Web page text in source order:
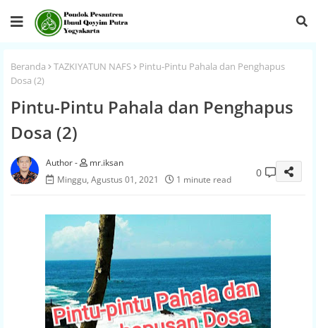
Beranda TAZKIYATUN NAFS
Pintu-Pintu Pahala dan Penghapus
Dosa (2)
Pintu-Pintu Pahala dan Penghapus
Dosa (2)
mr.iksan
Minggu, Agustus 01, 2021
1 minute read
0